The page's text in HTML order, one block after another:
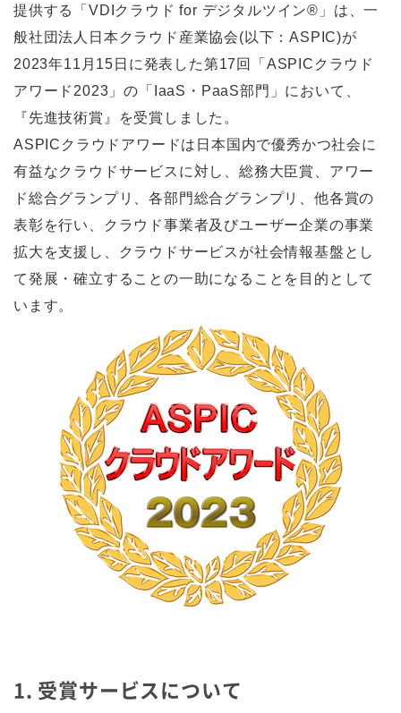
提供する「VDIクラウド for デジタルツイン®」は、一
般社団法人日本クラウド産業協会(以下：ASPIC)が
2023年11月15日に発表した第17回「ASPICクラウド
アワード2023」の「IaaS・PaaS部門」において、
『先進技術賞』を受賞しました。
ASPICクラウドアワードは日本国内で優秀かつ社会に
有益なクラウドサービスに対し、総務大臣賞、アワー
ド総合グランプリ、各部門総合グランプリ、他各賞の
表彰を行い、クラウド事業者及びユーザー企業の事業
拡大を支援し、クラウドサービスが社会情報基盤とし
て発展・確立することの一助になることを目的として
います。
1. 受賞サービスについて